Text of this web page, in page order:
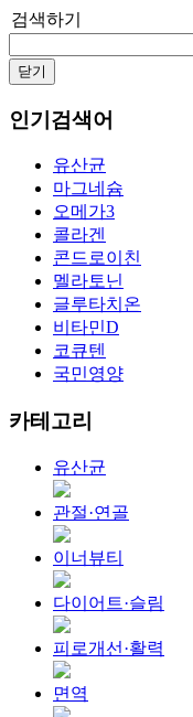
검색하기
닫기
인기검색어
유산균
마그네슘
오메가3
콜라겐
콘드로이친
멜라토닌
글루타치온
비타민D
코큐텐
국민영양
카테고리
유산균
관절·연골
이너뷰티
다이어트·슬림
피로개선·활력
면역